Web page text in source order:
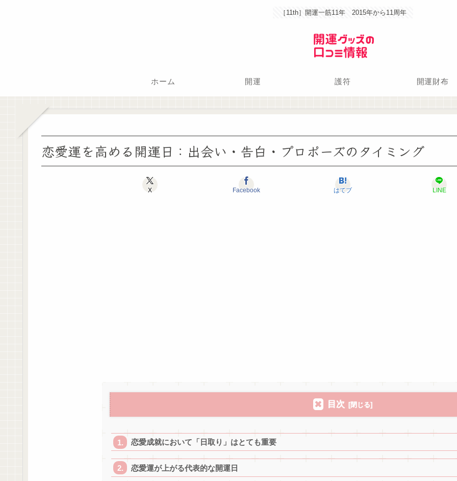
［11th］開運一筋11年 2015年から11周年
ホーム 開運 護符 開運財布
恋愛運を高める開運日：出会い・告白・プロポーズのタイミング
X Facebook はてブ LINE
目次
恋愛成就において「日取り」はとても重要
恋愛運が上がる代表的な開運日